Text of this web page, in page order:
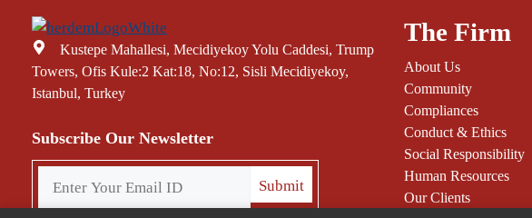
Kustepe Mahallesi, Mecidiyekoy Yolu Caddesi, Trump
Towers, Ofis Kule:2 Kat:18, No:12, Sisli Mecidiyekoy,
Istanbul, Turkey
Subscribe Our Newsletter
The Firm
About Us
Community
Compliances
Conduct & Ethics
Social Responsibility
Human Resources
Our Clients